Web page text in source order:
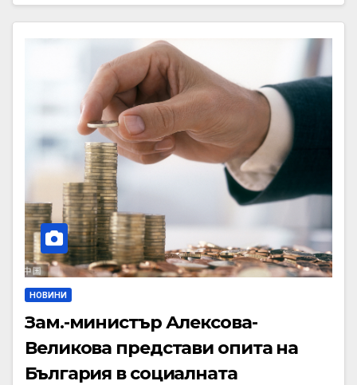
НОВИНИ
Зам.-министър Алексова-
Великова представи опита на
България в социалната